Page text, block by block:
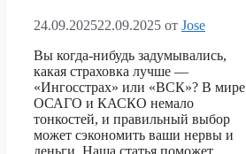
24.09.202522.09.2025 от Jose
Вы когда-нибудь задумывались,
какая страховка лучше —
«Ингосстрах» или «ВСК»? В мире
ОСАГО и КАСКО немало
тонкостей, и правильный выбор
может сэкономить ваши нервы и
деньги. Наша статья поможет